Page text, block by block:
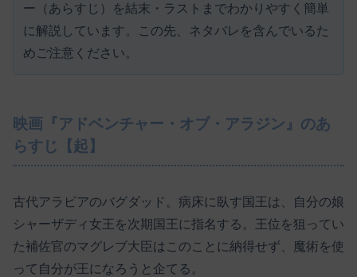
ー（あらすじ）を結末・ラストまでわかりやすく簡単
に解説しています。この先、ネタバレを含んでいるた
めご注意ください。
映画『アドベンチャー・オブ・アラジン』のあ
らすじ【起】
古代アラビアのバグダッド。病床に臥す国王は、自分の娘
シャーザディ女王を次期国王に指名する。王位を狙ってい
た補佐官のマグレブ大臣はこのことに納得せず、魔術を使
って自分が王になろうと企てる。